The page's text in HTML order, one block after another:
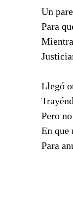
Un
Para
Llegó
Pero
En que
Para